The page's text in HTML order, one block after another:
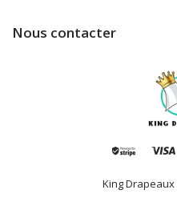
Nous contacter
King Drapeaux